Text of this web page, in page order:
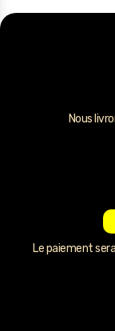
Nous
Le paiement